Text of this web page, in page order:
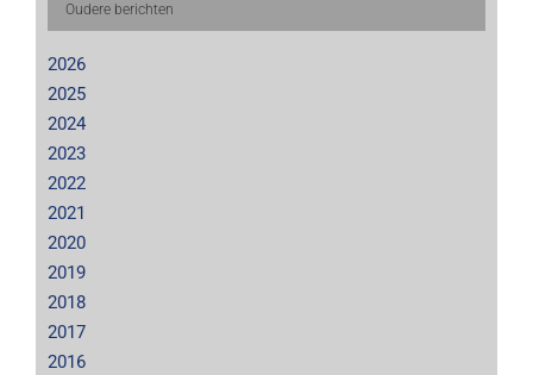
Oudere berichten
2026
2025
2024
2023
2022
2021
2020
2019
2018
2017
2016